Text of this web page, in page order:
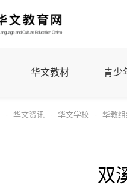
华文教材 青少
- 华文资讯 - 华文学校 - 华教组
双